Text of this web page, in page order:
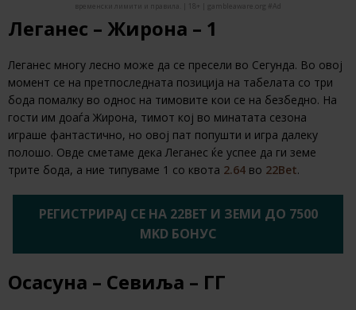
временски лимити и правила. | 18+ | gambleaware.org #Ad
Леганес – Жирона – 1
Леганес многу лесно може да се пресели во Сегунда. Во овој
момент се на претпоследната позиција на табелата со три
бода помалку во однос на тимовите кои се на безбедно. На
гости им доаѓа Жирона, тимот кој во минатата сезона
играше фантастично, но овој пат попушти и игра далеку
полошо. Овде сметаме дека Леганес ќе успее да ги земе
трите бода, а ние типуваме 1 со квота 2.64 во 22Bet.
РЕГИСТРИРАЈ СЕ НА 22BET И ЗЕМИ ДО 7500
MKD БОНУС
Осасуна – Севиља – ГГ